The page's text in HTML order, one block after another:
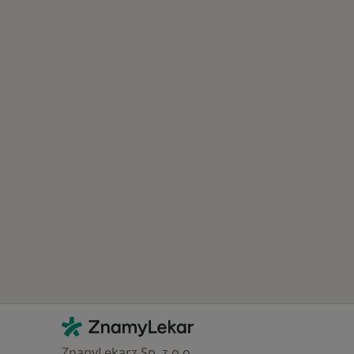
Kontakt
ZnamyLekar - Hlavní stránka